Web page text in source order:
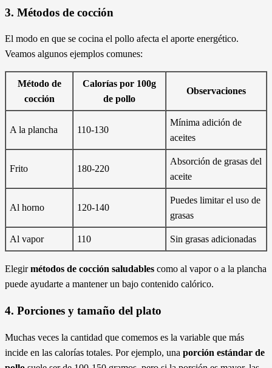
3. Métodos de cocción
El modo en que se cocina el pollo afecta el aporte energético.
Veamos algunos ejemplos comunes:
Método de
cocción
Calorías por 100g
de pollo
Observaciones
A la plancha 110-130
Mínima adición de
aceites
Frito 180-220
Absorción de grasas del
aceite
Al horno 120-140
Puedes limitar el uso de
grasas
Al vapor 110 Sin grasas adicionadas
Elegirmétodos de cocción saludables como al vapor o a la plancha
puede ayudarte a mantener un bajo contenido calórico.
4. Porciones y tamaño del plato
Muchas veces la cantidad que comemos es la variable que más
incide en las calorías totales. Por ejemplo, una porción estándar de